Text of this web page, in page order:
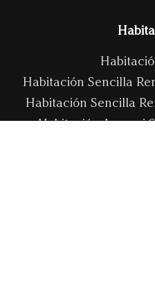
Habitación Sencilla
Habitación Sencilla
Habitación Jacuzzi